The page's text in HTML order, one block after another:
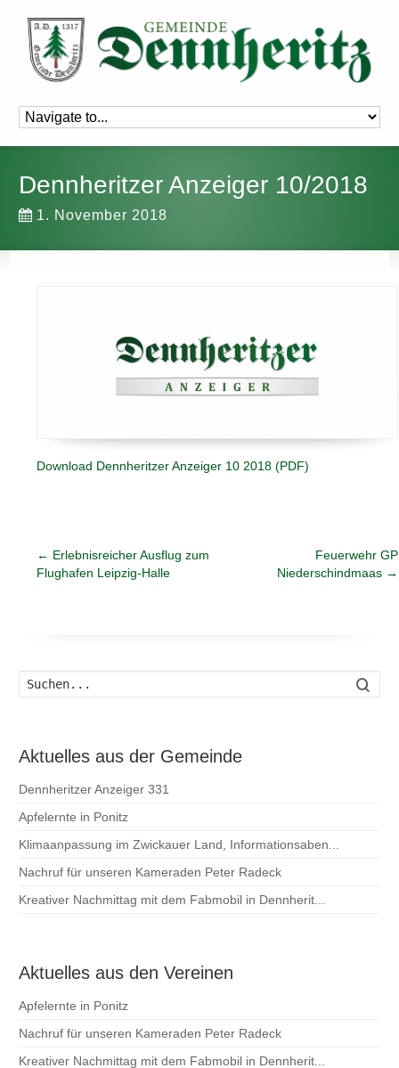
Dennheritzer Anzeiger 10/2018
1. November 2018
Download Dennheritzer Anzeiger 10 2018 (PDF)
← Erlebnisreicher Ausflug zum
Flughafen Leipzig-Halle
Feuerwehr GP
Niederschindmaas →
Aktuelles aus der Gemeinde
Dennheritzer Anzeiger 331
Apfelernte in Ponitz
Klimaanpassung im Zwickauer Land, Informationsaben...
Nachruf für unseren Kameraden Peter Radeck
Kreativer Nachmittag mit dem Fabmobil in Dennherit...
Aktuelles aus den Vereinen
Apfelernte in Ponitz
Nachruf für unseren Kameraden Peter Radeck
Kreativer Nachmittag mit dem Fabmobil in Dennherit...